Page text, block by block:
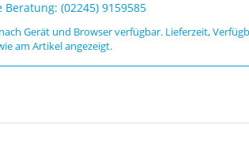
Beratung: (02245) 9159585
Gerät und Browser verfügbar. Lieferzeit,
am Artikel angezeigt.